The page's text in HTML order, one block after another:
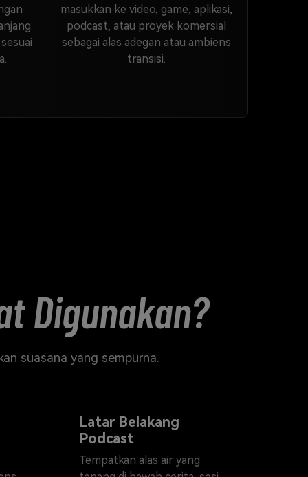
masukkan ke video, game, aplikasi,
podcast, atau proyek komersial
sebagai alas adegan atau ambiens
transisi.
Digunakan?
suasana yang sempurna.
Latar Belakang
Podcast
Tempatkan alas air yang